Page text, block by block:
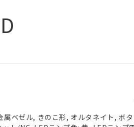
ベゼル, きのこ形, オルタネイト, ボ